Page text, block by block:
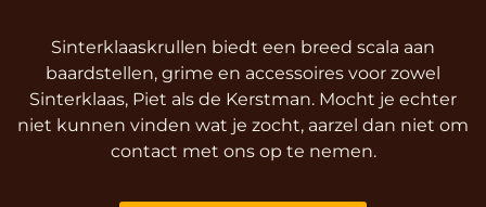
Sinterklaaskrullen biedt een breed scala aan
baardstellen, grime en accessoires voor zowel
Sinterklaas, Piet als de Kerstman. Mocht je echter
niet kunnen vinden wat je zocht, aarzel dan niet om
contact met ons op te nemen.